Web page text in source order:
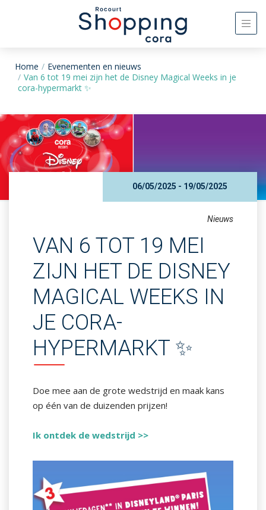
Home
Evenementen en nieuws
Van 6 tot 19 mei zijn het de Disney Magical Weeks in je
cora-hypermarkt ✨
06/05/2025 - 19/05/2025
Nieuws
VAN 6 TOT 19 MEI
ZIJN HET DE DISNEY
MAGICAL WEEKS IN
JE CORA-
HYPERMARKT ✨
Doe mee aan de grote wedstrijd en maak kans
op één van de duizenden prijzen!
Ik ontdek de wedstrijd >>